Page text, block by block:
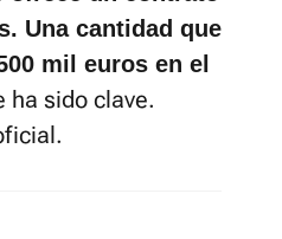
Una cantidad que
mil euros en el
ha sido clave.